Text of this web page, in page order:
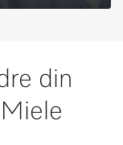
din